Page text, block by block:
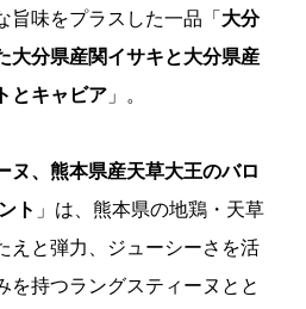
旨味をプラスした一品「大分
大分県産関イサキと大分県産
とキャビア」。
ヌ、熊本県産天草大王のバロ
ト 」は、熊本県の地鶏・天草
えと弾力、ジューシーさを活
を持つラングスティーヌとと